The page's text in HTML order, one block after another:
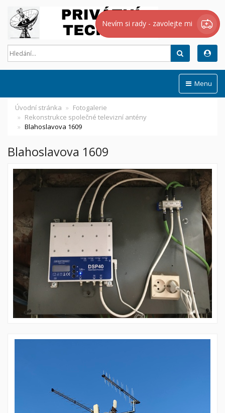
Nevím si rady - zavolejte mi
Menu
Úvodní stránka
Fotogalerie
Rekonstrukce společné televizní antény
Blahoslavova 1609
Blahoslavova 1609